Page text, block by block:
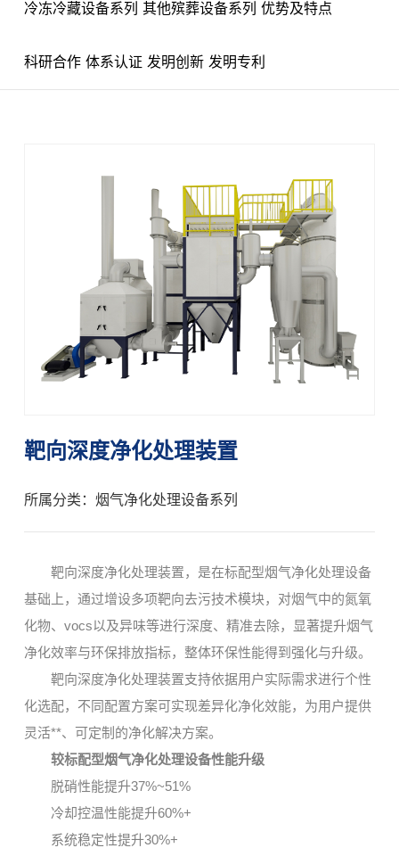
冷冻冷藏设备系列 其他殡葬设备系列 优势及特点
科研合作 体系认证 发明创新 发明专利
靶向深度净化处理装置
所属分类：烟气净化处理设备系列
靶向深度净化处理装置，是在标配型烟气净化处理设备
基础上，通过增设多项靶向去污技术模块，对烟气中的氮氧
化物、vocs以及异味等进行深度、精准去除，显著提升烟气
净化效率与环保排放指标，整体环保性能得到强化与升级。
靶向深度净化处理装置支持依据用户实际需求进行个性
化选配，不同配置方案可实现差异化净化效能，为用户提供
灵活**、可定制的净化解决方案。
较标配型烟气净化处理设备性能升级
脱硝性能提升37%~51%
冷却控温性能提升60%+
系统稳定性提升30%+